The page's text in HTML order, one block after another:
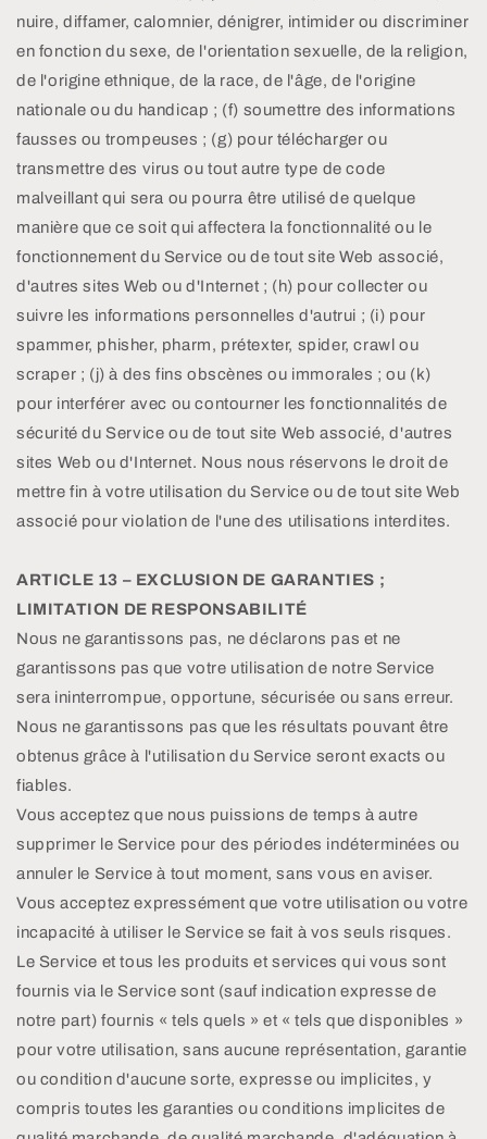
nuire, diffamer, calomnier, dénigrer, intimider ou discriminer
en fonction du sexe, de l'orientation sexuelle, de la religion,
de l'origine ethnique, de la race, de l'âge, de l'origine
nationale ou du handicap ; (f) soumettre des informations
fausses ou trompeuses ; (g) pour télécharger ou
transmettre des virus ou tout autre type de code
malveillant qui sera ou pourra être utilisé de quelque
manière que ce soit qui affectera la fonctionnalité ou le
fonctionnement du Service ou de tout site Web associé,
d'autres sites Web ou d'Internet ; (h) pour collecter ou
suivre les informations personnelles d'autrui ; (i) pour
spammer, phisher, pharm, prétexter, spider, crawl ou
scraper ; (j) à des fins obscènes ou immorales ; ou (k)
pour interférer avec ou contourner les fonctionnalités de
sécurité du Service ou de tout site Web associé, d'autres
sites Web ou d'Internet. Nous nous réservons le droit de
mettre fin à votre utilisation du Service ou de tout site Web
associé pour violation de l'une des utilisations interdites.
ARTICLE 13 – EXCLUSION DE GARANTIES ;
LIMITATION DE RESPONSABILITÉ
Nous ne garantissons pas, ne déclarons pas et ne
garantissons pas que votre utilisation de notre Service
sera ininterrompue, opportune, sécurisée ou sans erreur.
Nous ne garantissons pas que les résultats pouvant être
obtenus grâce à l'utilisation du Service seront exacts ou
fiables.
Vous acceptez que nous puissions de temps à autre
supprimer le Service pour des périodes indéterminées ou
annuler le Service à tout moment, sans vous en aviser.
Vous acceptez expressément que votre utilisation ou votre
incapacité à utiliser le Service se fait à vos seuls risques.
Le Service et tous les produits et services qui vous sont
fournis via le Service sont (sauf indication expresse de
notre part) fournis « tels quels » et « tels que disponibles »
pour votre utilisation, sans aucune représentation, garantie
ou condition d'aucune sorte, expresse ou implicites, y
compris toutes les garanties ou conditions implicites de